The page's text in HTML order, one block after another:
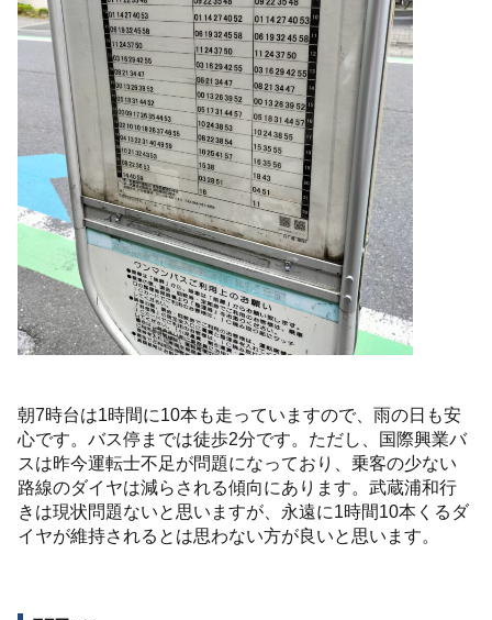
朝7時台は1時間に10本も走っていますので、雨の日も安
心です。バス停までは徒歩2分です。ただし、国際興業バ
スは昨今運転士不足が問題になっており、乗客の少ない
路線のダイヤは減らされる傾向にあります。武蔵浦和行
きは現状問題ないと思いますが、永遠に1時間10本くるダ
イヤが維持されるとは思わない方が良いと思います。